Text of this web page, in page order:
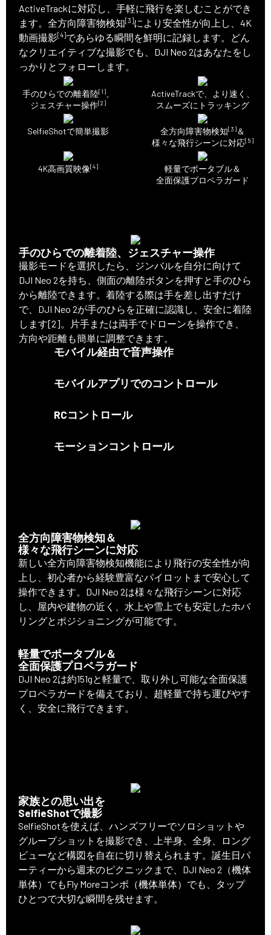
ActiveTrackに対応し、手軽に飛行を楽しむことができ
ます。全方向障害物検知[3]により安全性が向上し、4K
動画撮影[4]であらゆる瞬間を鮮明に記録します。どん
なクリエイティブな撮影でも、DJI Neo 2はあなたをし
っかりとフォローします。
手のひらでの離着陸[1]、
ジェスチャー操作[2]
ActiveTrackで、より速く、
スムーズにトラッキング
SelfieShotで簡単撮影 全方向障害物検知[3] ＆
様々な飛行シーンに対応[5]
4K高画質映像[4]
軽量でポータブル＆
全面保護プロペラガード
手のひらでの離着陸、ジェスチャー操作
撮影モードを選択したら、ジンバルを自分に向けて
DJI Neo 2を持ち、側面の離陸ボタンを押すと手のひら
から離陸できます。着陸する際は手を差し出すだけ
で、DJI Neo 2が手のひらを正確に認識し、安全に着陸
します[2]。片手または両手でドローンを操作でき、
方向や距離も簡単に調整できます。
モバイル経由で音声操作
モバイルアプリでのコントロール
RCコントロール
モーションコントロール
全方向障害物検知＆
様々な飛行シーンに対応
新しい全方向障害物検知機能により飛行の安全性が向
上し、初心者から経験豊富なパイロットまで安心して
操作できます。DJI Neo 2は様々な飛行シーンに対応
し、屋内や建物の近く、水上や雪上でも安定したホバ
リングとポジショニングが可能です。
軽量でポータブル＆
全面保護プロペラガード
DJI Neo 2は約151gと軽量で、取り外し可能な全面保護
プロペラガードを備えており、超軽量で持ち運びやす
く、安全に飛行できます。
家族との思い出を
SelfieShotで撮影
SelfieShotを使えば、ハンズフリーでソロショットや
グループショットを撮影でき、上半身、全身、ロング
ビューなど構図を自在に切り替えられます。誕生日パ
ーティーから週末のピクニックまで、DJI Neo 2（機体
単体）でもFly Moreコンボ（機体単体）でも、タップ
ひとつで大切な瞬間を残せます。